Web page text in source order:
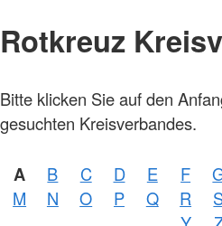
Rotkreuz
Bitte klicken Sie auf den
gesuchten Kreisverbandes.
A B C D E F
M
N O P Q R